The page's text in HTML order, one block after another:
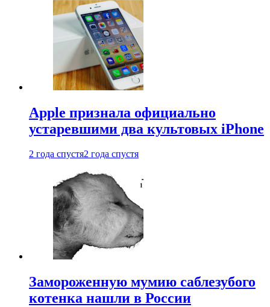
Apple признала официально
устаревшими два культовых iPhone
2 года спустя2 года спустя
Замороженную мумию саблезубого
котенка нашли в России